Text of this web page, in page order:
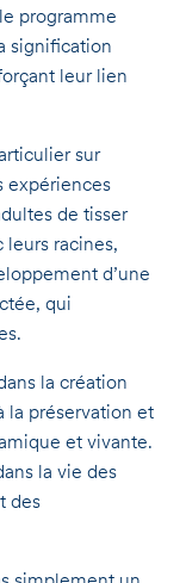
programme
signification
leur lien
sur
expériences
de tisser
racines,
d’une
qui
la création
la préservation et
et vivante.
la vie des
des